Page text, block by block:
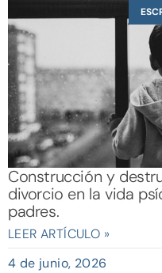
Construcción y
divorcio en la vida
padres.
LEER ARTÍCULO »
4 de junio, 2026